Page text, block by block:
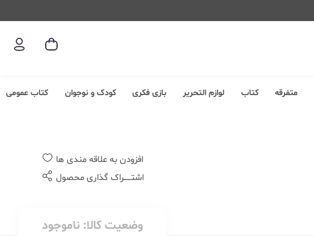
متفرقه کتاب لوازم التحریر بازی فکری کودک و نوجوان کتاب عمومی
افزودن به علاقه مندی ها
اشتــــــراک گذاری محصول
وضعیت کالا: ناموجود